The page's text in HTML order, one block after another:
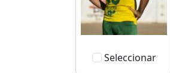
Seleccionar